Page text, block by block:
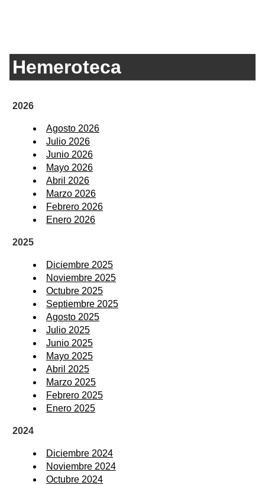
Hemeroteca
2026
Agosto 2026
Julio 2026
Junio 2026
Mayo 2026
Abril 2026
Marzo 2026
Febrero 2026
Enero 2026
2025
Diciembre 2025
Noviembre 2025
Octubre 2025
Septiembre 2025
Agosto 2025
Julio 2025
Junio 2025
Mayo 2025
Abril 2025
Marzo 2025
Febrero 2025
Enero 2025
2024
Diciembre 2024
Noviembre 2024
Octubre 2024